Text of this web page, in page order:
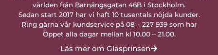
världen från Barnängsgatan 46B i Stockholm.
Sedan start 2017 har vi haft 10 tusentals nöjda kunder.
Ring gärna vår kundservice på 08 – 227 939 som har
Öppet alla dagar mellan kl 10.00 – 21.00.
Läs mer om Glasprinsen